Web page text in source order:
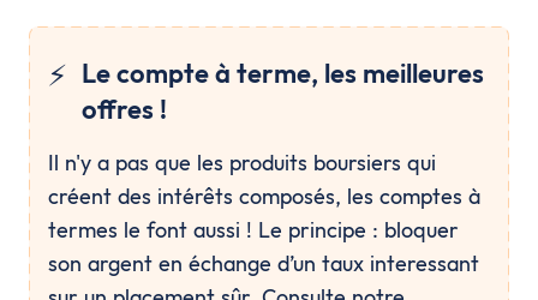
⚡️ Le compte à terme, les meilleures
offres !
Il n'y a pas que les produits boursiers qui
créent des intérêts composés, les comptes à
termes le font aussi ! Le principe : bloquer
son argent en échange d’un taux interessant